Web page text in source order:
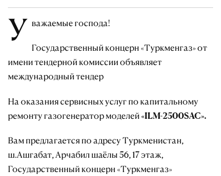
У важаемые господа!
Государственный концерн «Туркменгаз» от
имени тендерной комиссии объявляет
международный тендер
На оказания сервисных услуг по капитальному
ремонтугазогенератор моделей «ILM-2500SAC».
Вам предлагается по адресу Туркменистан,
ш.Ашгабат, Арчабил шаёлы 56, 17 этаж,
Государственный концерн «Туркменгаз»